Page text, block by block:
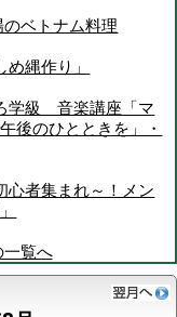
ベトナム料理
縄作り」
学級 音楽講座「マ
後のひとときを」・
心者集まれ～！メン
一覧へ